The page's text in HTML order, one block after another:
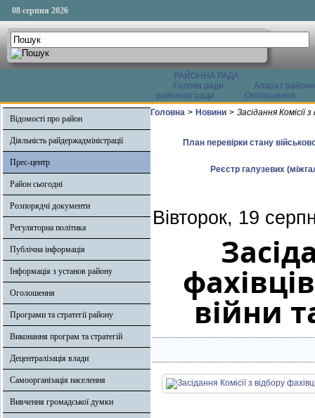
08 серпня 2026
РАЙОННА РАДА
Голова ради
Апарат
районної ради
Оголошення
Відомості про район
Діяльність райдержадміністрації
Прес-центр
Район сьогодні
Розпорядчі документи
Регуляторна політика
Публічна інформація
Інформація з установ району
Оголошення
Програми та стратегії району
Виконання програм та стратегій
Децентралізація влади
Самоорганізація населення
Вивчення громадської думки
Головна > Новини > Засідання Комісії
План перевірки стану
Реєстр галузевих
Вівторок, 19
війни